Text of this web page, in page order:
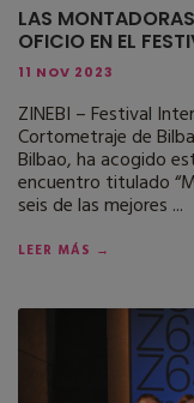
LAS
OFICIO EN EL
11 NOV 2023
ZINEBI – Festival
Cortometraje de
Bilbao, ha acogido
encuentro titulado
seis de las mejores ...
LEER MÁS →